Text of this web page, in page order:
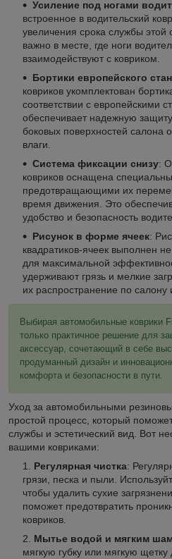
Усиление под ногами
встроенное в водительский
увеличения срока службы этой
важно в месте, где ноги
взаимодействуют с ковриком.
Бортики европейского
ковриков укомплектован
соответствии с европейскими
обеспечивает надежную
боковых поверхностей салона
влаги.
Система фиксации снизу:
ковриков оснащена
предотвращающими их
время движения. Это
удобство и безопасность
Рисунок в форме ячеек:
квадратиков-ячеек выполнен
для максимальной
удерживают грязь и мелкие
их распространение по салону
Выбирая автомобильные коврики
только практичное решение для
аксессуар, сочетающий в себе
продуманный дизайн и
комфорта и безопасности в пути.
Уход за автомобильными
простой процесс, который
службы и эстетический вид. Вот
вашими ковриками:
Регулярная чистка:
грязи, песка и пыли.
чтобы удалить сухие
поможет предотвратить
ковриков.
Мытье водой и мягким
мягкую губку или мягкую щетку